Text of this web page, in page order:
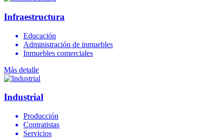
Infraestructura
Educación
Administración de inmuebles
Inmuebles comerciales
Más detalle
Industrial
Producción
Contratistas
Servicios